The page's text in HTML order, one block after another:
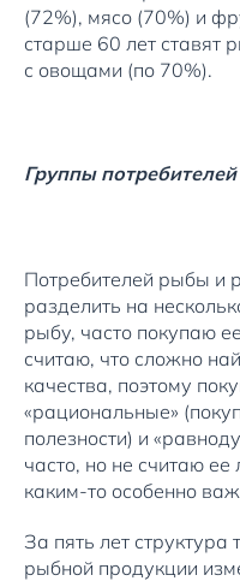
(72%), мясо (70%) и
старше 60 лет ставят
с овощами (по 70%).
Группы
Потребителей рыбы и
разделить на
рыбу, часто покупаю
считаю, что сложно
качества, поэтому
«рациональные»
полезности) и
часто, но не считаю
каким-то особенно
За пять лет структура
рыбной продукции